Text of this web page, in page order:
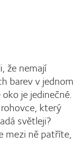
že nemají
barev v jednom
je jedinečné.
který
světleji?
mezi ně patříte,